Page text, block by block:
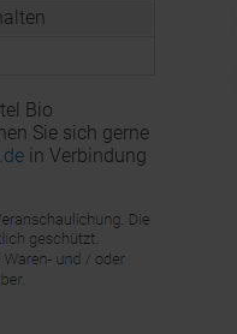
Bio
Sie sich gerne
in Verbindung